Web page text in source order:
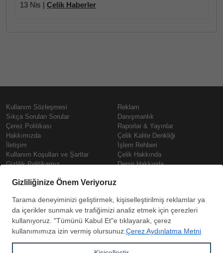
13 Nis | Çelik Haberler
Kullanım Sözleşmesi
Sıkça Sorulan Sorular
Çerez Politikası
Hakkımızda
İletişim
Kullanım Koşulları ve Şartlar
Gizlilik Politikamız
Prime
Reklam
Danışmanlık
Raporlar & Yayınlar
Çelik Kalite Denkliği
İşlem Rehberi
Çelik Hakkında
Demir Hakkında
Çelik Fiyatları
Demir Fiyatları
Güncel Hurda Fiyatları
Copyright © SteelOrbis Elektronik
Tüm hakları saklıdır